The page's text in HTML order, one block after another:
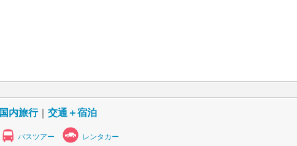
国内旅行｜ 交通＋宿泊
バスツアー レンタカー